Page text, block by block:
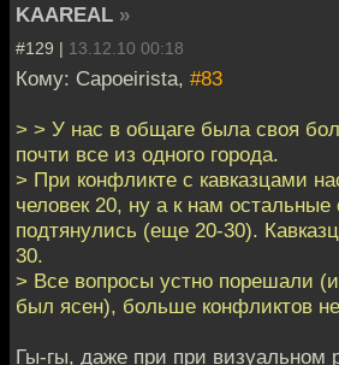
KAAREAL »
#129 | 13.12.10 00:18
Кому: Capoeirista, #83
> > У нас в общаге была своя
почти все из одного города.
> При конфликте с кавказцами
человек 20, ну а к нам
подтянулись (еще 20-30).
30.
> Все вопросы устно порешали
был ясен), больше конфликтов
Гы-гы, даже при при визуальном